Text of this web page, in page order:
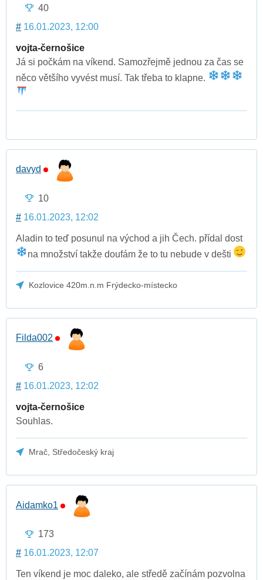
40
# 16.01.2023, 12:00
vojta-černošice
Já si počkám na víkend. Samozřejmě jednou za čas se
něco většího vyvést musí. Tak třeba to klapne.
davyd
10
# 16.01.2023, 12:02
Aladin to teď posunul na východ a jih Čech. přídal dost
na množství takže doufám že to tu nebude v dešti
Kozlovice 420m.n.m Frýdecko-místecko
Filda002
6
# 16.01.2023, 12:02
vojta-černošice
Souhlas.
Mrač, Středočeský kraj
Aidamko1
173
# 16.01.2023, 12:07
Ten víkend je moc daleko, ale středě začínám pozvolna